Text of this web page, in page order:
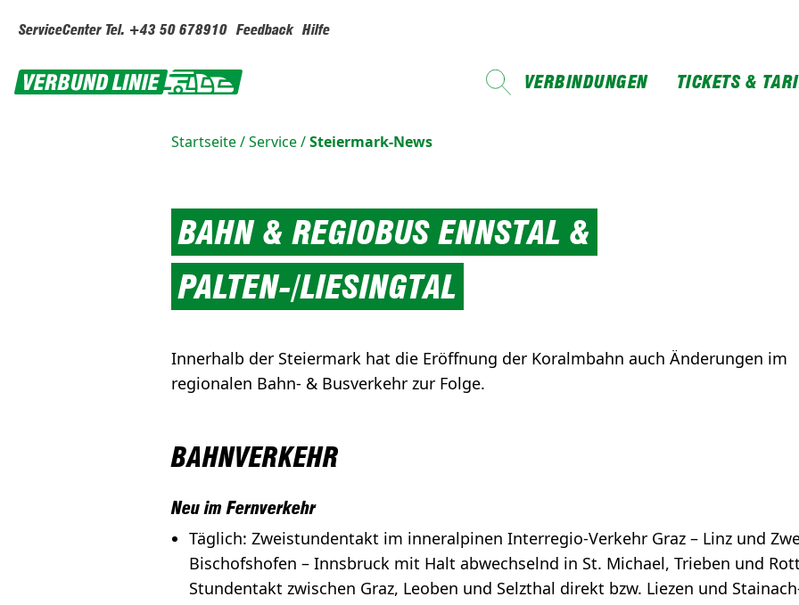
ServiceCenter Tel. +43 50 678910 Feedback Hilfe
VERBINDUNGEN TICKETS &
Startseite/Service/Steiermark-News
BAHN & REGIOBUS ENNSTAL &
PALTEN-/LIESINGTAL
Innerhalb der Steiermark hat die Eröffnung der Koralmbahn auch Änderungen im
regionalen Bahn- & Busverkehr zur Folge.
BAHNVERKEHR
Neu im Fernverkehr
Täglich: Zweistundentakt im inneralpinen Interregio-Verkehr Graz – Linz und
Bischofshofen – Innsbruck mit Halt abwechselnd in St. Michael, Trieben und
Stundentakt zwischen Graz, Leoben und Selzthal direkt bzw. Liezen und